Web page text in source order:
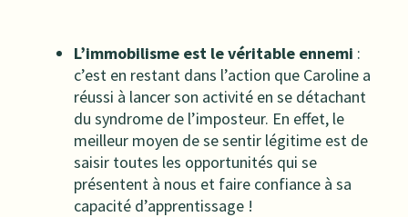
L’immobilisme est le véritable ennemi :
c’est en restant dans l’action que Caroline a
réussi à lancer son activité en se détachant
du syndrome de l’imposteur. En effet, le
meilleur moyen de se sentir légitime est de
saisir toutes les opportunités qui se
présentent à nous et faire confiance à sa
capacité d’apprentissage !